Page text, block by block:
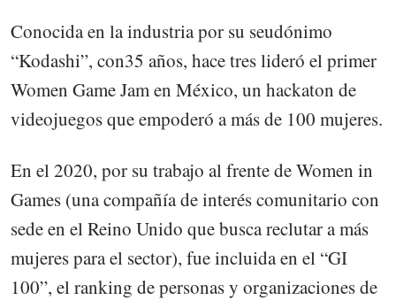
Conocida en la industria por su seudónimo
“Kodashi”, con35 años, hace tres lideró el primer
Women Game Jam en México, un hackaton de
videojuegos que empoderó a más de 100 mujeres.
En el 2020, por su trabajo al frente de Women in
Games (una compañía de interés comunitario con
sede en el Reino Unido que busca reclutar a más
mujeres para el sector), fue incluida en el “GI
100”, el ranking de personas y organizaciones de